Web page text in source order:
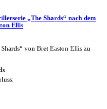
„The Shards“ nach dem
Ellis
von Bret Easton Ellis zu